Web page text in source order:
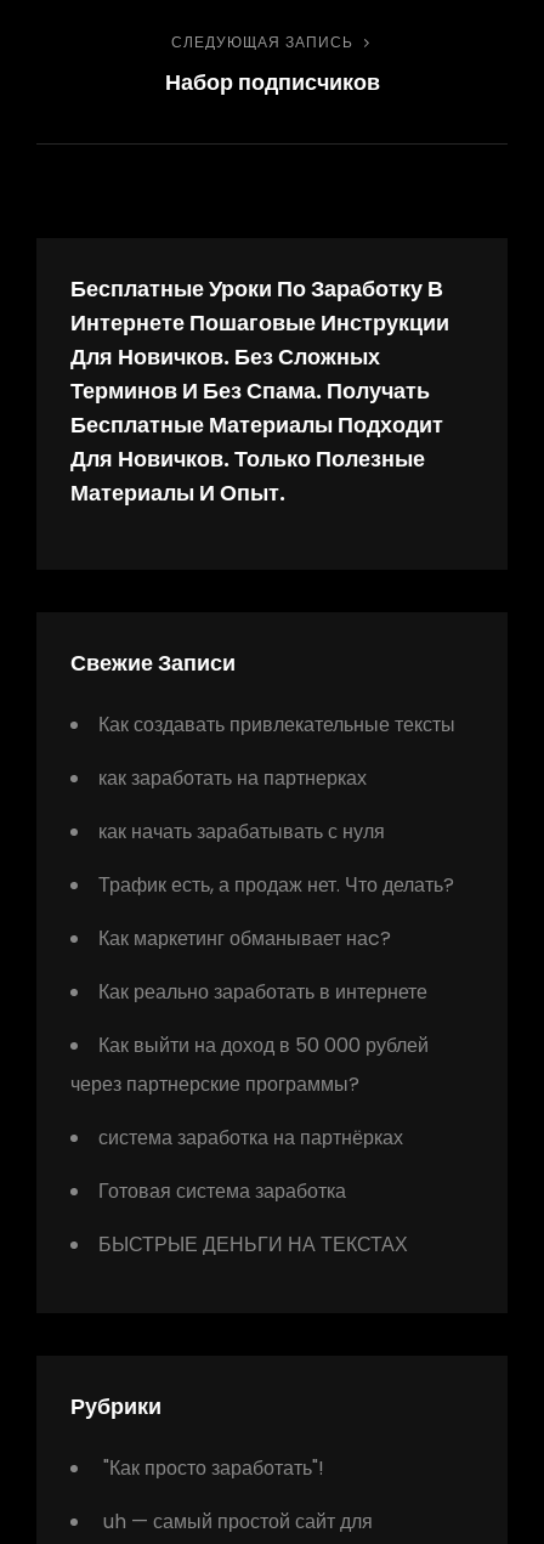
записям
Следующая
запись
СЛЕДУЮЩАЯ ЗАПИСЬ
Набор подписчиков
Бесплатные Уроки По Заработку В
Интернете Пошаговые Инструкции
Для Новичков. Без Сложных
Терминов И Без Спама. Получать
Бесплатные Материалы Подходит
Для Новичков. Только Полезные
Материалы И Опыт.
Свежие Записи
Как создавать привлекательные тексты
как заработать на партнерках
как начать зарабатывать с нуля
Трафик есть, а продаж нет. Что делать?
Как маркетинг обманывает наc?
Как реально заработать в интернете
Как выйти на доход в 50 000 рублей
через партнерские программы?
система заработка на партнёрках
Готовая система заработка
БЫСТРЫЕ ДЕНЬГИ НА ТЕКСТАХ
Рубрики
"Как просто заработать"!
uh — самый простой сайт для